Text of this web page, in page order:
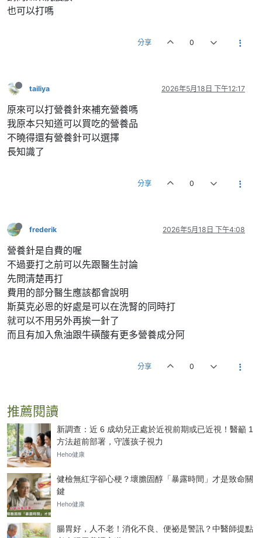
也可以打嗎
分享 0
tailiya 2026年5月18日 下午12:17
原來可以打營養針來補充營養嗎
我原本只知道可以買吃的營養品
不曉得還有營養針可以選擇
長知識了
分享 0
frederik 2026年5月18日 下午4:08
營養針是自費的喔
不過要打之前可以先跟醫生討論
先問清楚再打
費用的部分醫生應該都會說明
斯莫克必恩的好處是可以在洗腎的同時打
就可以不用另外再挨一針了
而且有加入魚油跟牛磺酸有更多營養成分阿
分享 0
推薦閱讀